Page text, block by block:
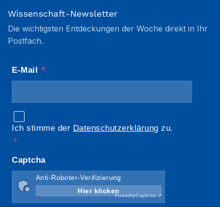
Wissenschaft-Newsletter
Die wichtigsten Entdeckungen der Woche direkt in Ihr
Postfach.